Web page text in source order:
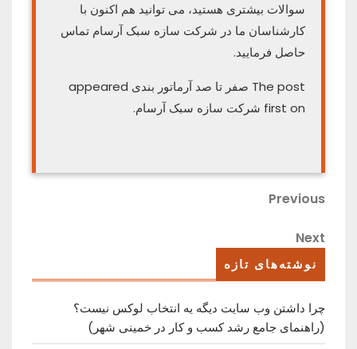
سوالات بیشتری هستید، می توانید هم اکنون با
کارشناسان ما در شرکت سازه سبک آرسام تماس
حاصل فرمایید.
The post صفر تا صد آرماتور بندی appeared
first on شرکت سازه سبک آرسام.
راهبری
نوشته
Previous
Previous
Next
Next
نوشته‌های تازه
چرا داشتن وب سایت دیگه یه انتخاب لوکس نیست؟
(راهنمای جامع رشد کسب ‌و کار در خمینی ‌شهر)